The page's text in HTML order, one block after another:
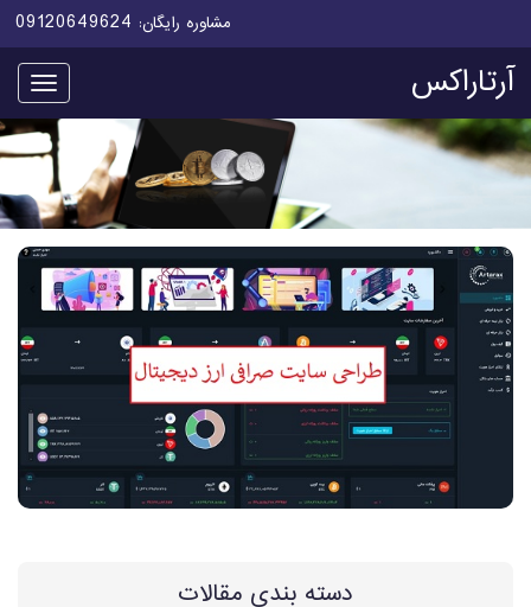
مشاوره رایگان: 09120649624
منو آرتاراکس
دسته بندی مقالات